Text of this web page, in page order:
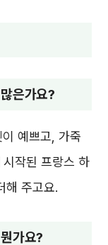
은가요?
예쁘고, 가죽
작된 프랑스 하
해 주고요.
가요?